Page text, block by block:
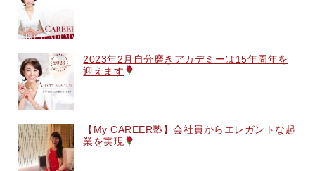
2023年2月自分磨きアカデミーは15年周年を
迎えます
【My CAREER塾】会社員からエレガントな起
業を実現